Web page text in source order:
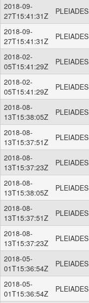
2018-09-
27T15:41:31Z
PLEIADES
2018-09-
27T15:41:31Z
PLEIADES
2018-02-
05T15:41:29Z
PLEIADES
2018-02-
05T15:41:29Z
PLEIADES
2018-08-
13T15:38:05Z
PLEIADES
2018-08-
13T15:37:51Z
PLEIADES
2018-08-
13T15:37:23Z
PLEIADES
2018-08-
13T15:38:05Z
PLEIADES
2018-08-
13T15:37:51Z
PLEIADES
2018-08-
13T15:37:23Z
PLEIADES
2018-05-
01T15:36:54Z
PLEIADES
2018-05-
01T15:36:54Z
PLEIADES